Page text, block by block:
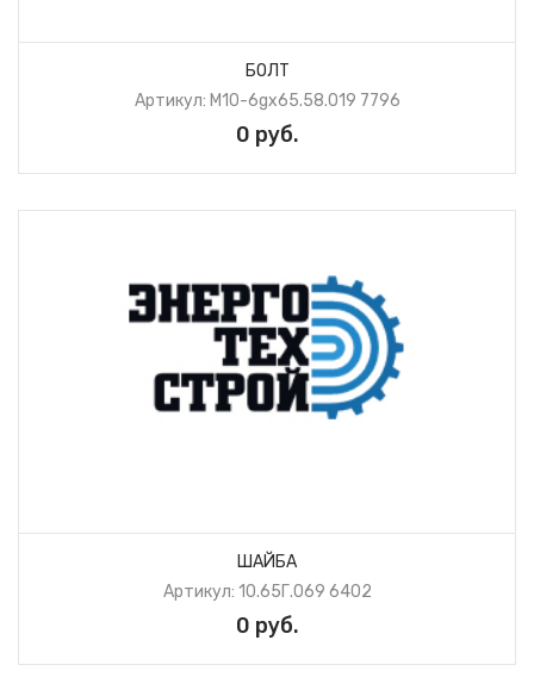
БОЛТ
Артикул: М10-6gх65.58.019 7796
0 руб.
ШАЙБА
Артикул: 10.65Г.069 6402
0 руб.